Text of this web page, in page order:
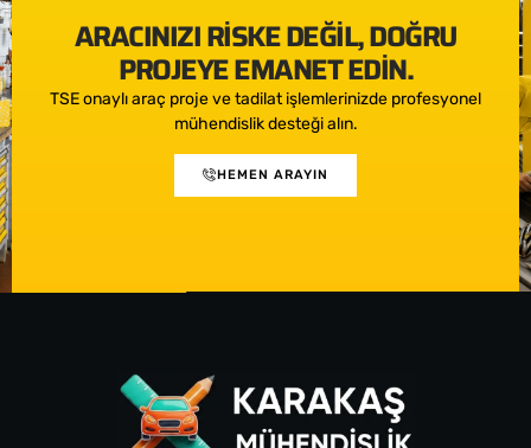
ARACINIZI RISKE DEĞIL, DOĞRU
PROJEYE EMANET EDIN.
TSE onaylı araç proje ve tadilat işlemlerinizde profesyonel
mühendislik desteği alın.
HEMEN ARAYIN